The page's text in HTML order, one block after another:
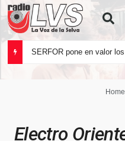
Home
Electro